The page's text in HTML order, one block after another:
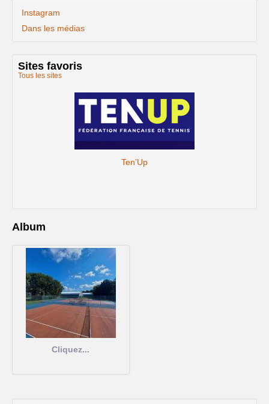
Instagram
Dans les médias
Sites favoris
Tous les sites
Ten’Up
Album
Cliquez...